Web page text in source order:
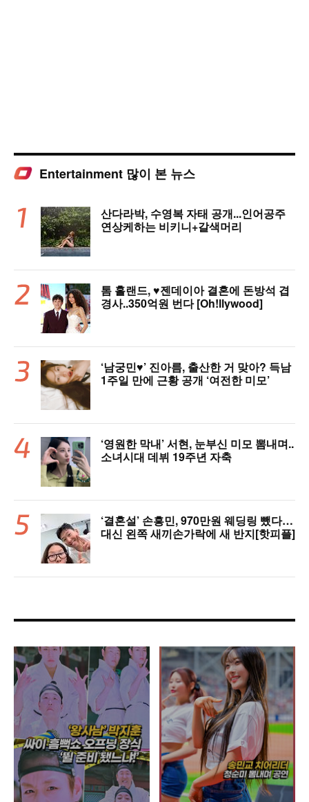
Entertainment 많이 본 뉴스
산다라박, 수영복 자태 공개...인어공주
연상케하는 비키니+갈색머리
톰 홀랜드, ♥︎젠데이아 결혼에 돈방석 겹
경사..350억원 번다 [Oh!llywood]
‘남궁민♥’ 진아름, 출산한 거 맞아? 득남
1주일 만에 근황 공개 ‘여전한 미모’
‘영원한 막내’ 서현, 눈부신 미모 뽐내며..
소녀시대 데뷔 19주년 자축
‘결혼설’ 손흥민, 970만원 웨딩링 뺐다…
대신 왼쪽 새끼손가락에 새 반지[핫피플]